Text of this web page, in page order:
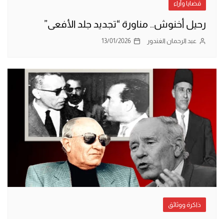
قضايا وآراء
رحيل أخنوش.. مناورة “تجديد جلد الأفعى”
عبد الرحمان الغندور 13/01/2026
ذاكرة ووثائق